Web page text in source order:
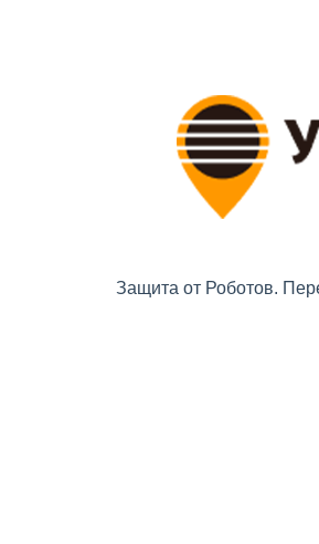
Защита от Роботов.